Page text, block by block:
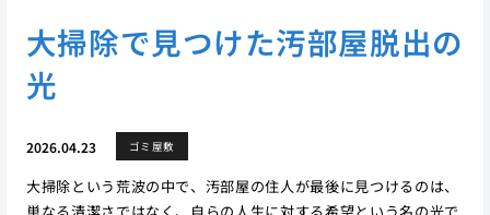
大掃除で見つけた汚部屋脱出の
光
2026.04.23 ゴミ屋敷
大掃除という荒波の中で、汚部屋の住人が最後に見つけるのは、